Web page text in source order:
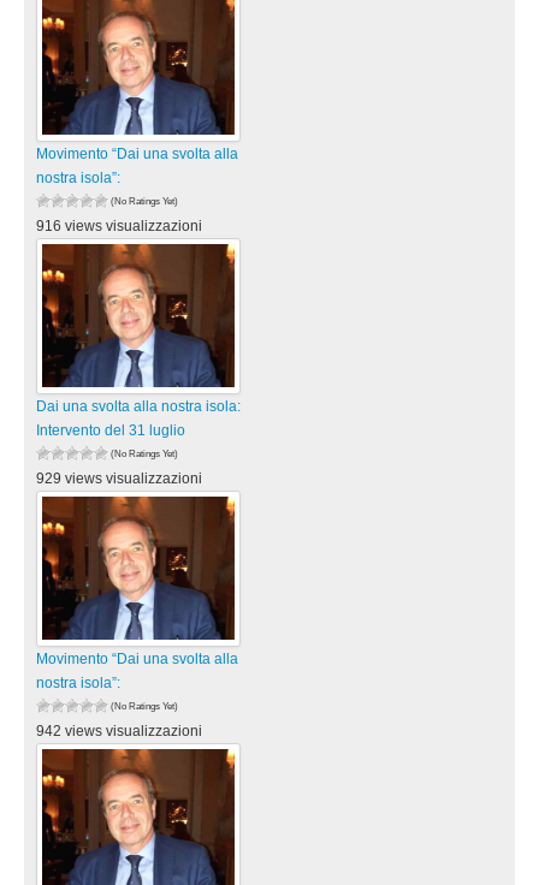
Movimento “Dai una svolta alla
nostra isola”:
(No Ratings Yet)
916 views visualizzazioni
Dai una svolta alla nostra isola:
Intervento del 31 luglio
(No Ratings Yet)
929 views visualizzazioni
Movimento “Dai una svolta alla
nostra isola”:
(No Ratings Yet)
942 views visualizzazioni